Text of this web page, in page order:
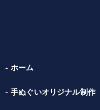
ホーム
手ぬぐいオリジナル制作